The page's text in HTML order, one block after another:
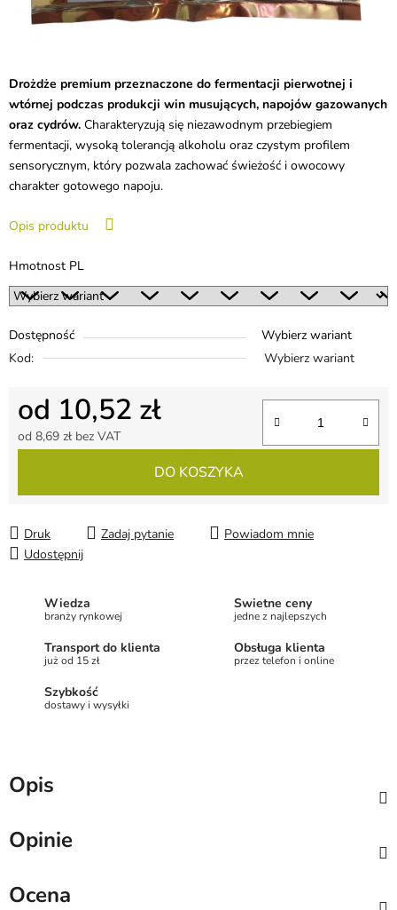
Drożdże premium przeznaczone do fermentacji pierwotnej i
wtórnej podczas produkcji win musujących, napojów gazowanych
oraz cydrów. Charakteryzują się niezawodnym przebiegiem
fermentacji, wysoką tolerancją alkoholu oraz czystym profilem
sensorycznym, który pozwala zachować świeżość i owocowy
charakter gotowego napoju.
Opis produktu
Hmotnost PL
Dostępność
Wybierz wariant
Kod:
Wybierz wariant
od 10,52 zł
od 8,69 zł bez VAT
DO KOSZYKA
Druk Zadaj pytanie
Powiadom mnie
Udostępnij
Wiedza
branży rynkowej
Świetne ceny
jedne z najlepszych
Transport do klienta
już od 15 zł
Obsługa klienta
przez telefon i online
Szybkość
dostawy i wysyłki
Opis
Opinie
Ocena